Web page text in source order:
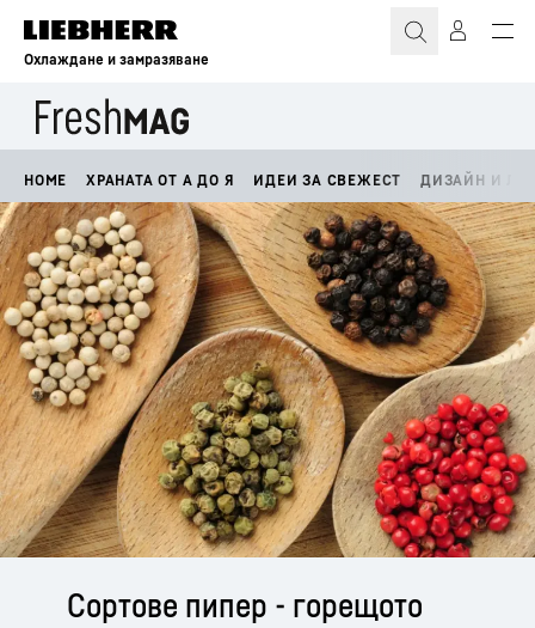
Охлаждане и замразяване
HOME ХРАНАТА ОТ А ДО Я ИДЕИ ЗА СВЕЖЕСТ ДИЗАЙН И
Сортове пипер - горещото